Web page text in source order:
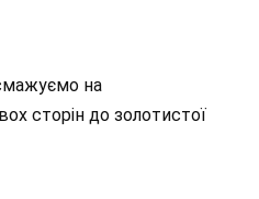
на
сторін до золотистої